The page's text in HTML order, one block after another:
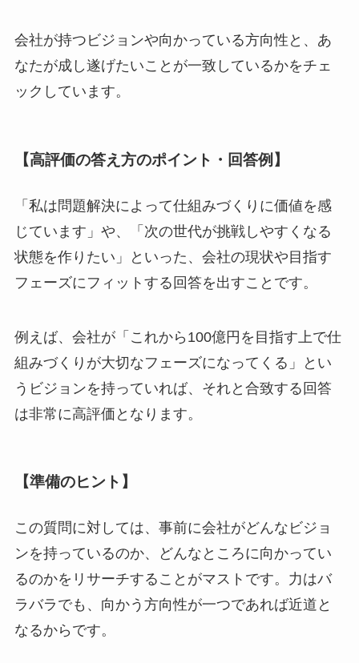
会社が持つビジョンや向かっている方向性と、あ
なたが成し遂げたいことが一致しているかをチェ
ックしています。
【高評価の答え方のポイント・回答例】
「私は問題解決によって仕組みづくりに価値を感
じています」や、「次の世代が挑戦しやすくなる
状態を作りたい」といった、会社の現状や目指す
フェーズにフィットする回答を出すことです。
例えば、会社が「これから100億円を目指す上で仕
組みづくりが大切なフェーズになってくる」とい
うビジョンを持っていれば、それと合致する回答
は非常に高評価となります。
【準備のヒント】
この質問に対しては、事前に会社がどんなビジョ
ンを持っているのか、どんなところに向かってい
るのかをリサーチすることがマストです。力はバ
ラバラでも、向かう方向性が一つであれば近道と
なるからです。